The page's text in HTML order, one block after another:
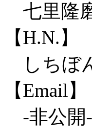
七里隆
【H.N.】
しちぼ
【Email】
-非公開-